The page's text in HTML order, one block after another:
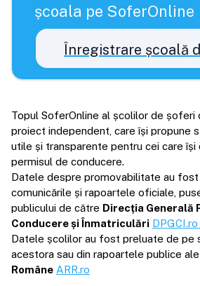
școala pe SoferOnline
Înregistrare școală
Topul SoferOnline al școlilor de șoferi
proiect independent, care își propune
utile și transparente pentru cei care își
permisul de conducere.
Datele despre promovabilitate au
comunicările și rapoartele oficiale,
publicului de către Direcția Generală
Conducere și Înmatriculări
Datele școlilor au fost preluate de pe
acestora sau din rapoartele publice ale
Române ARR.ro